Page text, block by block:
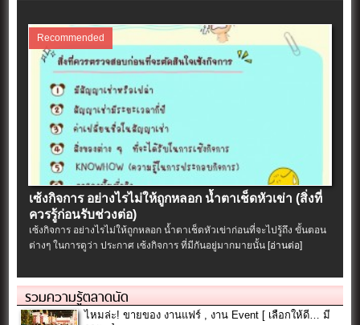
Recommended
เซ้งกิจการ อย่างไรไม่ให้ถูกหลอก น้ำตาเช็ดหัวเข่า (สิ่งที่
ควรรู้ก่อนรับช่วงต่อ)
เซ้งกิจการ อย่างไรไม่ให้ถูกหลอก น้ำตาเช็ดหัวเข่าก่อนที่จะไปรู้ถึง ขั้นตอน
ต่างๆ ในการดูว่า ประกาศ เซ้งกิจการ ที่มีกันอยู่มากมายนั้น[อ่านต่อ]
รวมความรู้ตลาดนัด
ไหมล่ะ! ขายของ งานแฟร์ , งาน Event [ เลือกให้ดี… มี